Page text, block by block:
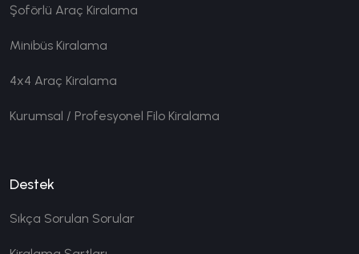
Şoförlü Araç Kiralama
Minibüs Kiralama
4x4 Araç Kiralama
Kurumsal / Profesyonel Filo Kiralama
Destek
Sıkça Sorulan Sorular